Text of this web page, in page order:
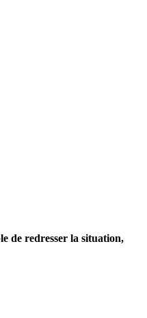
de redresser la situation,